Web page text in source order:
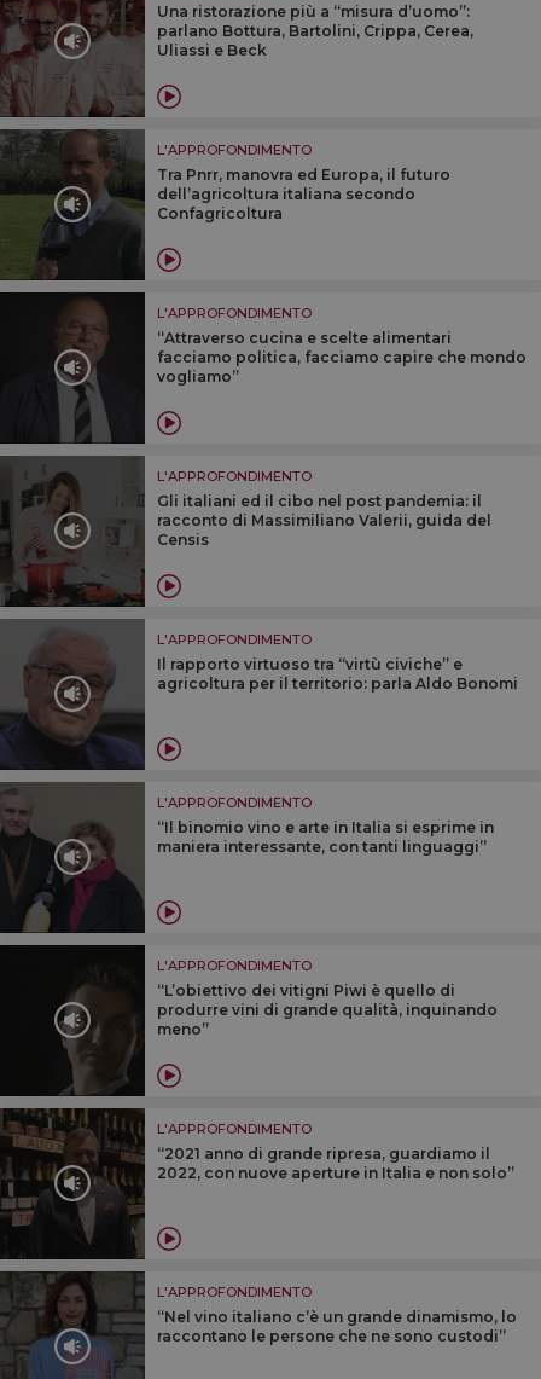
Una ristorazione più a “misura d’uomo”:
parlano Bottura, Bartolini, Crippa, Cerea,
Uliassi e Beck
L'APPROFONDIMENTO
Tra Pnrr, manovra ed Europa, il futuro
dell’agricoltura italiana secondo
Confagricoltura
L'APPROFONDIMENTO
“Attraverso cucina e scelte alimentari
facciamo politica, facciamo capire che mondo
vogliamo”
L'APPROFONDIMENTO
Gli italiani ed il cibo nel post pandemia: il
racconto di Massimiliano Valerii, guida del
Censis
L'APPROFONDIMENTO
Il rapporto virtuoso tra “virtù civiche” e
agricoltura per il territorio: parla Aldo Bonomi
L'APPROFONDIMENTO
“Il binomio vino e arte in Italia si esprime in
maniera interessante, con tanti linguaggi”
L'APPROFONDIMENTO
“L’obiettivo dei vitigni Piwi è quello di
produrre vini di grande qualità, inquinando
meno”
L'APPROFONDIMENTO
“2021 anno di grande ripresa, guardiamo il
2022, con nuove aperture in Italia e non solo”
L'APPROFONDIMENTO
“Nel vino italiano c’è un grande dinamismo, lo
raccontano le persone che ne sono custodi”